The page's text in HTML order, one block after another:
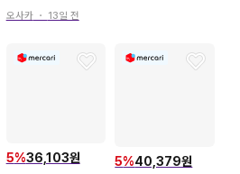
제 편] BOMB
오사카・ 13일 전
5%36,103원 5%40,379원